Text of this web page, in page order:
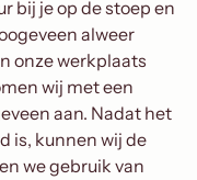
bij je op de stoep en
alweer
onze werkplaats
wij met een
aan. Nadat het
is, kunnen wij de
we gebruik van